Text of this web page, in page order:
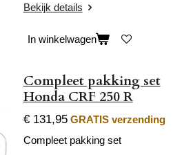
Bekijk details
In winkelwagen
Compleet pakking set
Honda CRF 250 R
€ 131,95 GRATIS verzending
Compleet pakking set